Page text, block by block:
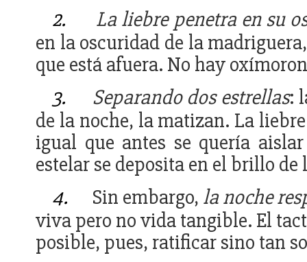
2.
La liebre penetra en su
en la oscuridad de la
que está afuera. No hay
3.
Separando dos estrellas:
de la noche, la matizan. La
igual que antes se quería
estelar se deposita en el brillo
4.
Sin embargo, la noche
viva pero no vida tangible. El
posible, pues, ratificar sino tan